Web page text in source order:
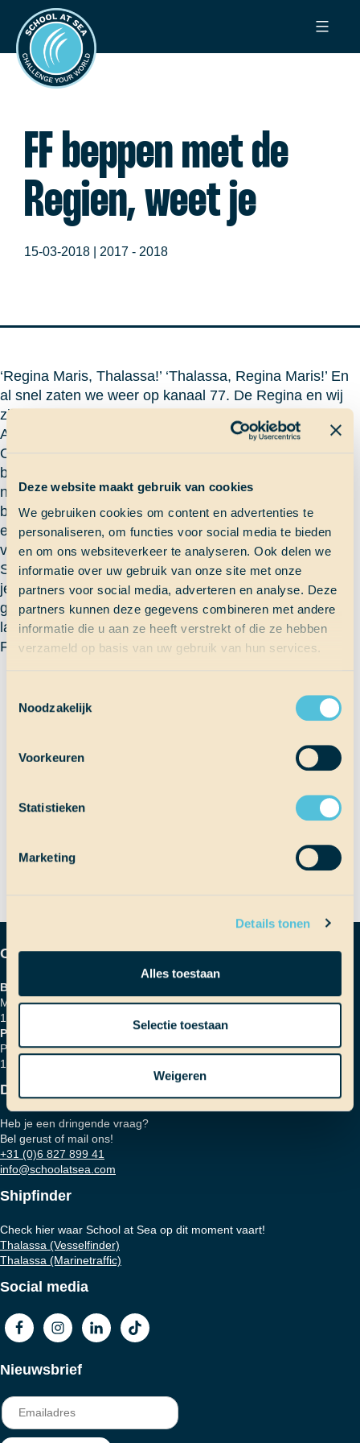
Deze website maakt gebruik van cookies
We gebruiken cookies om content en advertenties te
personaliseren, om functies voor social media te bieden
en om ons websiteverkeer te analyseren. Ook delen we
informatie over uw gebruik van onze site met onze
partners voor social media, adverteren en analyse. Deze
partners kunnen deze gegevens combineren met andere
informatie die u aan ze heeft verstrekt of die ze hebben
verzameld op basis van uw gebruik van hun services.
Noodzakelijk
Voorkeuren
Statistieken
Marketing
Details tonen
Alles toestaan
Selectie toestaan
Weigeren
naar
inhoud
School
at
Sea
FF beppen met de
Regien, weet je
15-03-2018 | 2017 - 2018
‘Regina Maris, Thalassa!’ ‘Thalassa, Regina Maris!’ En
al snel zaten we weer op kanaal 77. De Regina en wij
zijn op dezelfde dag uit Bermuda vertrokken richting de
Azoren. En ja, dat betekent een wedstrijdje natuurlijk.
Om elkaar ’s nachts tijdens de wachten een beetje
bezig te houden, hebben we via de marifoon raadsels
naar elkaar toegestuurd. Het was lachen geblazen. De
bemanning van de Regina was zelfs zo fanatiek, dat ze
een Nederlander wakker maakten om het raadsel te
vertalen.
Stel, je staat in een kamer met drie schakelaars. Naast
je bevinden zich nog drie kamers met daar een
gloeilamp in. Hoe weet je welke schakelaar bij welke
lamp hoort? Jaja, denk daar maar even over na.
Femke
Bericht
navigatie
Vorig bericht
Contactgegevens
Bezoekadres
Marinierskade 59
1018 HZ Amsterdam
Postadres
Postbus 16664
1001 RD Amsterdam
Dringende vraag?
Heb je een dringende vraag?
Bel gerust of mail ons!
+31 (0)6 827 899 41
info@schoolatsea.com
Shipfinder
Check hier waar School at Sea op dit moment vaart!
Thalassa (Vesselfinder)
Thalassa (Marinetraffic)
Social media
Nieuwsbrief